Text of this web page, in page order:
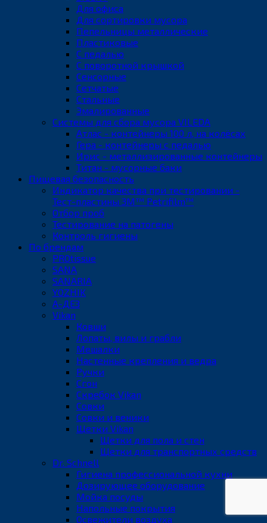
Для офиса
Для сортировки мусора
Пепельницы металлические
Пластиковые
С педалью
С поворотной крышкой
Сенсорные
Сетчатые
Стальные
Эмалированные
Системы для сбора мусора VILEDA
Атлас - контейнеры 100 л, на колёсах
Гера - контейнеры с педалью
Ирис - металлизированные контейнеры
Титан - мусорные баки
Пищевая безопасность
Индикатор качества при тестировании -
Тест-пластины 3M™ Petrifilm™
Отбор проб
Тестирование на патогены
Контроль гигиены
По брендам
PROtissue
SANA
SANARIA
YOZHIK
А-ДЕЗ
Vikan
Ковши
Лопаты, вилы и грабли
Мешалки
Настенные крепления и ведра
Ручки
Сгон
Скребок Vikan
Совки
Совки и веники
Щетки Vikan
Щетки для пола и стен
Щетки для транспортных средств
Dr. Schnell
Гигиена профессиональной кухни
Дозирующее оборудование
Мойка посуды
Напольные покрытия
Освежители воздуха